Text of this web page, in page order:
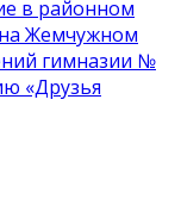
в районном
Жемчужном
гимназии №
«Друзья